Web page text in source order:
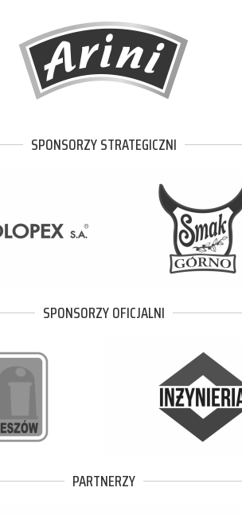
SPONSORZY STRATEGICZNI
SPONSORZY OFICJALNI
PARTNERZY